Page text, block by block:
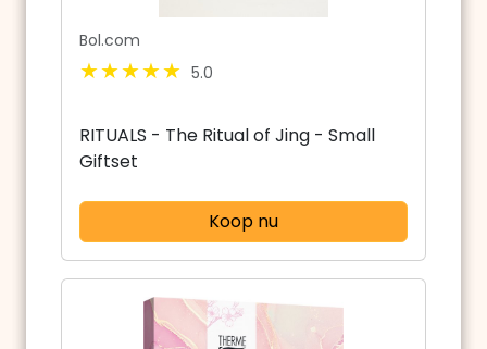
Bol.com
5.0
RITUALS - The Ritual of Jing - Small
Giftset
Koop nu